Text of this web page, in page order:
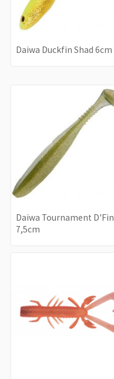
Daiwa Duckfin Shad 6cm
Daiwa Tournament D'Fin
7,5cm